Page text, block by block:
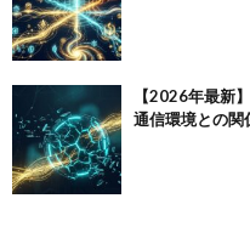
【2026年最新
通信環境との関